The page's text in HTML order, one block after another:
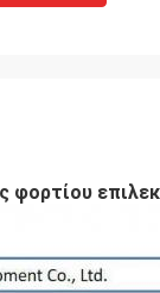
φορτίου